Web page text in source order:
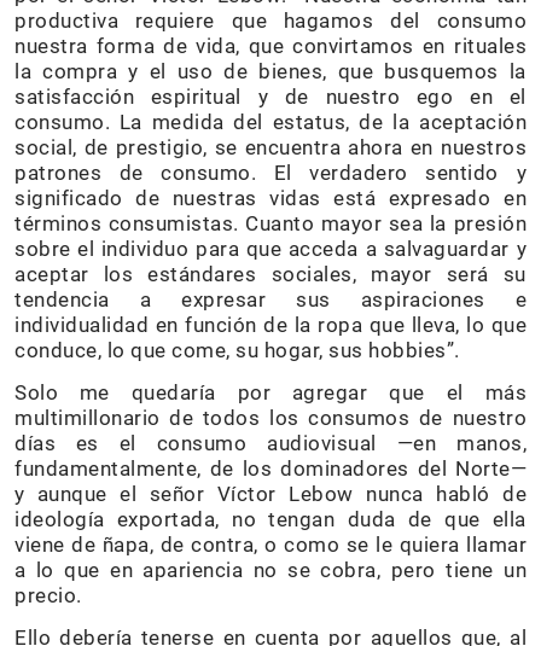
productiva requiere que hagamos del consumo
nuestra forma de vida, que convirtamos en rituales
la compra y el uso de bienes, que busquemos la
satisfacción espiritual y de nuestro ego en el
consumo. La medida del estatus, de la aceptación
social, de prestigio, se encuentra ahora en nuestros
patrones de consumo. El verdadero sentido y
significado de nuestras vidas está expresado en
términos consumistas. Cuanto mayor sea la presión
sobre el individuo para que acceda a salvaguardar y
aceptar los estándares sociales, mayor será su
tendencia a expresar sus aspiraciones e
individualidad en función de la ropa que lleva, lo que
conduce, lo que come, su hogar, sus hobbies”.
Solo me quedaría por agregar que el más
multimillonario de todos los consumos de nuestro
días es el consumo audiovisual —en manos,
fundamentalmente, de los dominadores del Norte—
y aunque el señor Víctor Lebow nunca habló de
ideología exportada, no tengan duda de que ella
viene de ñapa, de contra, o como se le quiera llamar
a lo que en apariencia no se cobra, pero tiene un
precio.
Ello debería tenerse en cuenta por aquellos que, al